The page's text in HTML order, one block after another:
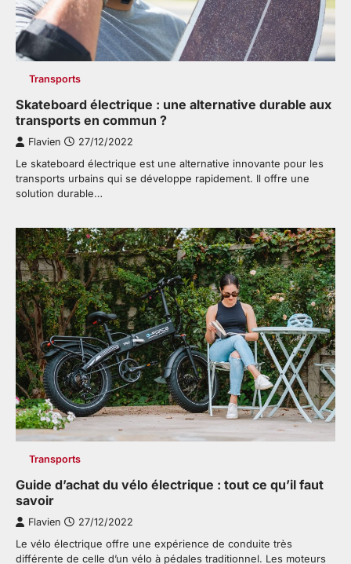
Transports
Skateboard électrique : une alternative durable aux
transports en commun ?
Flavien 27/12/2022
Le skateboard électrique est une alternative innovante pour les
transports urbains qui se développe rapidement. Il offre une
solution durable…
Transports
Guide d’achat du vélo électrique : tout ce qu’il faut
savoir
Flavien 27/12/2022
Le vélo électrique offre une expérience de conduite très
différente de celle d’un vélo à pédales traditionnel. Les moteurs